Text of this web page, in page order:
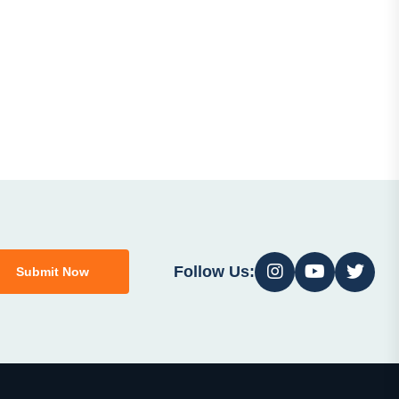
Submit Now Follow Us: